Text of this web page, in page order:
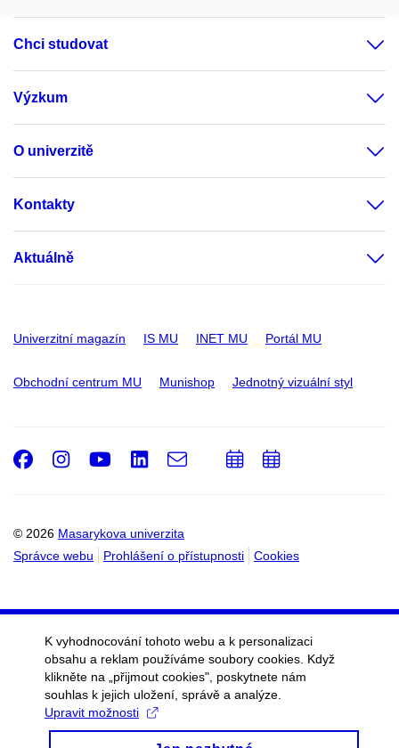
Chci studovat
Výzkum
O univerzitě
Kontakty
Aktuálně
Univerzitní magazín IS MU INET MU Portál MU
Obchodní centrum MU Munishop Jednotný vizuální styl
© 2026 Masarykova univerzita
Správce webu
Prohlášení o přístupnosti Cookies
Facebook
Instagram
Youtube
LinkedIn
e-
PřidatPřidat
K vyhodnocování tohoto webu a k personalizaci
obsahu a reklam používáme soubory cookies. Když
klikněte na „přijmout cookies", poskytnete nám
souhlas k jejich uložení, správě a analýze.
Upravit možnosti